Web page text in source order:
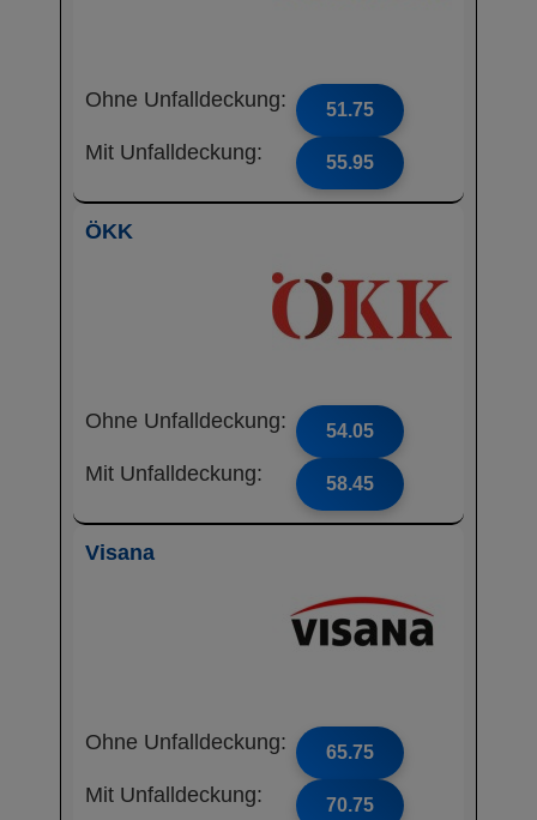
Ohne Unfalldeckung: 51.75
Mit Unfalldeckung: 55.95
ÖKK
Ohne Unfalldeckung: 54.05
Mit Unfalldeckung: 58.45
Visana
Ohne Unfalldeckung: 65.75
Mit Unfalldeckung: 70.75